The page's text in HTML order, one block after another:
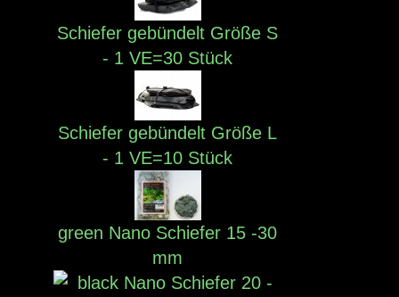
Schiefer gebündelt Größe S
- 1 VE=30 Stück
Schiefer gebündelt Größe L
- 1 VE=10 Stück
green Nano Schiefer 15 -30
mm